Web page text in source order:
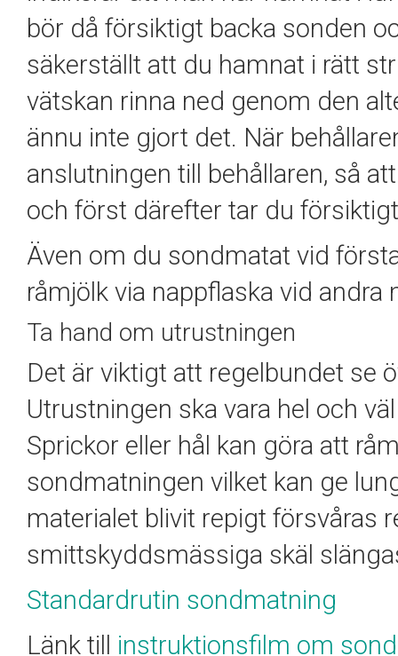
bör då försiktigt backa sonden
säkerställt att du hamnat i rätt
vätskan rinna ned genom den
ännu inte gjort det. När
anslutningen till behållaren, så
och först därefter tar du
Även om du sondmatat vid
råmjölk via nappflaska vid andra
Ta hand om utrustningen
Det är viktigt att regelbundet se
Utrustningen ska vara hel och
Sprickor eller hål kan göra att
sondmatningen vilket kan ge
materialet blivit repigt försvåras
smittskyddsmässiga skäl
Standardrutin sondmatning
Länk till instruktionsfilm om